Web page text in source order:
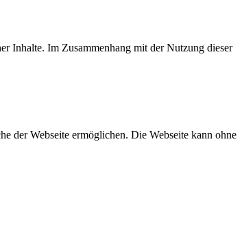
Inhalte. Im Zusammenhang mit der Nutzung dieser
der Webseite ermöglichen. Die Webseite kann ohne